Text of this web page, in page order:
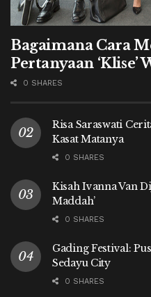
Bagaimana Cara
Pertanyaan ‘Klise’
0 SHARES
Risa Saraswati
Kasat Matanya
0 SHARES
Kisah Ivanna Van
Maddah’
0 SHARES
Gading Festival:
Sedayu City
0 SHARES